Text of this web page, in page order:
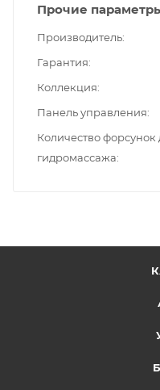
Прочие
Производитель
Гарантия
Коллекция
Панель управления
Количество форсунок
гидромассажа